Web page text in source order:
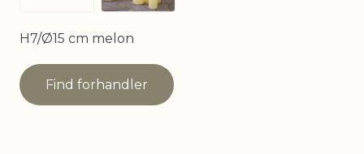
H7/Ø15 cm melon
Find forhandler